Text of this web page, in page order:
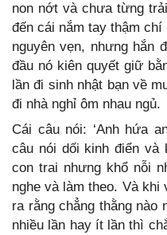
non nớt và chưa từng
đến cái nắm tay thậm
nguyên vẹn, nhưng hắn
đầu nó kiên quyết giữ
lần đi sinh nhật bạn về
đi nhà nghỉ ôm nhau ngủ.
Cái câu nói: ‘Anh hứa
câu nói dối kinh điển và
con trai nhưng khổ nỗi
nghe và làm theo. Và
ra rằng chẳng thằng nào
nhiều lần hay ít lần thì